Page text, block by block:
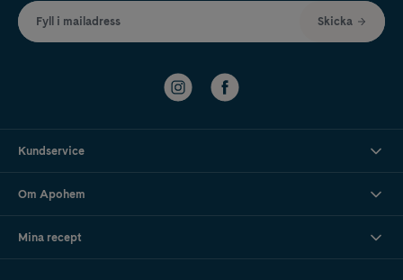
Fyll i mailadress Skicka
Kundservice
Om Apohem
Mina recept